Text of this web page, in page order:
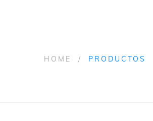
HOME PRODUCTOS